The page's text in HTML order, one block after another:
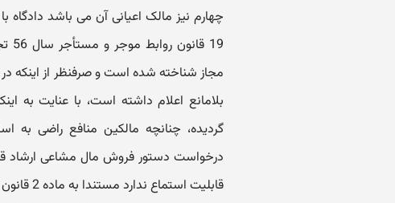
چهارم نیز مالک اعیانی آن می باشد دادگاه
مجاز شناخته شده است و صرفنظر از اینکه
بلامانع اعلام داشته است، با عنایت به
گردیده، چنانچه مالکین منافع راضی به
درخواست دستور فروش مال مشاعی ارشاد
قابلیت